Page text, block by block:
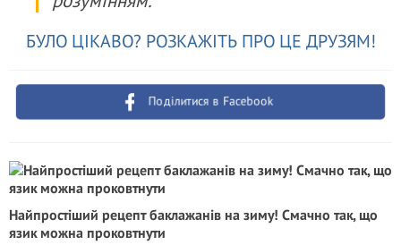
БУЛО ЦІКАВО? РОЗКАЖІТЬ ПРО ЦЕ ДРУЗЯМ!
Поділитися в Facebook
Найпростіший рецепт баклажанів на зиму! Смачно так, що
язик можна проковтнути